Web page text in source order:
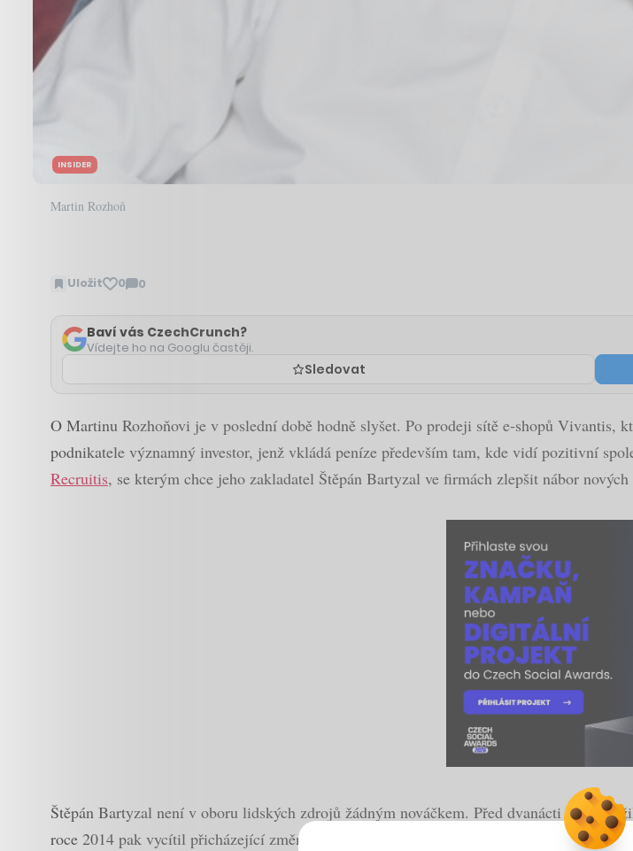
INSIDER
Martin Rozhoň
Uložit 0 0
Zobrazit
Baví vás CzechCrunch?
Vídejte ho na Googlu častěji.
Sledovat
O Martinu Rozhoňovi je v poslední době hodně slyšet. Po prodeji sítě e-shopů Vivantis,
podnikatele významný investor, jenž vkládá peníze především tam, kde vidí pozitivní
Recruitis, se kterým chce jeho zakladatel Štěpán Bartyzal ve firmách zlepšit nábor nových
Štěpán Bartyzal není v oboru lidských zdrojů žádným nováčkem. Před dvanácti lety
roce 2014 pak vycítil přicházející změnu do světa náboru, kde se začala řešit kultivace a